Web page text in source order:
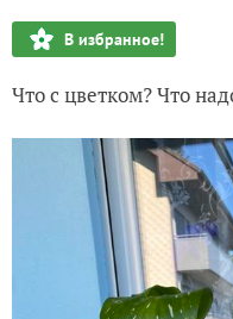
В избранное!
Что с цветком? Что